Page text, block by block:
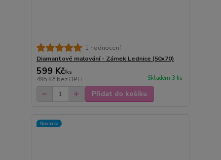
1 hodnocení
Diamantové malování - Zámek Lednice (50x70)
599 Kč/ks
495 Kč bez DPH Skladem 3 ks
Přidat do košíku
Novinka